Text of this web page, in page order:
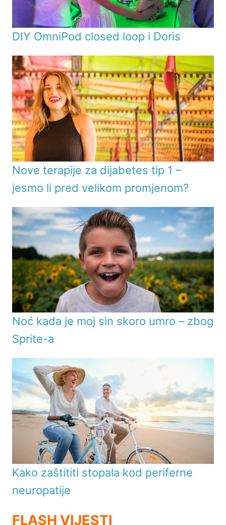
DIY OmniPod closed loop i Doris
Nove terapije za dijabetes tip 1 –
jesmo li pred velikom promjenom?
Noć kada je moj sin skoro umro – zbog
Sprite-a
Kako zaštititi stopala kod periferne
neuropatije
FLASH VIJESTI